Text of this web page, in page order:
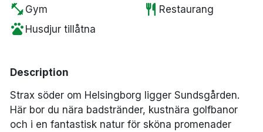
fitness_center Gym restaurant Restaurang
pets Husdjur tillåtna
Description
Strax söder om Helsingborg ligger Sundsgården.
Här bor du nära badstränder, kustnära golfbanor
och i en fantastisk natur för sköna promenader